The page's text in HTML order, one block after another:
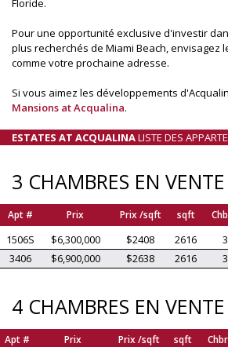
Floride.
Pour une opportunité exclusive d'investir
plus recherchés de Miami Beach, envisagez
comme votre prochaine adresse.
Si vous aimez les développements
Mansions at Acqualina.
ESTATES AT ACQUALINALISTE DES
3 CHAMBRES EN VENTE
Apt # Prix Prix /sqft sqft
1506S $6,300,000 $2408 2616
3406
$6,900,000 $2638 2616
4 CHAMBRES EN VENTE
Apt # Prix Prix /sqft sqft